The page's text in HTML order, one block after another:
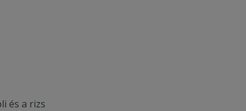
és a rizs